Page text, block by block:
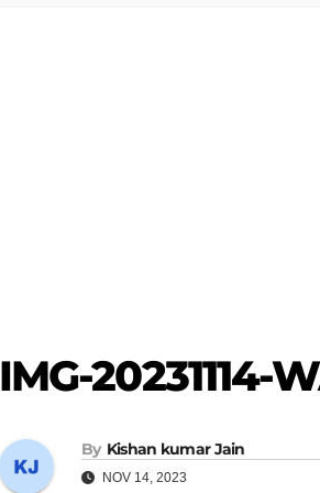
IMG-20231114-
By Kishan kumar Jain
NOV 14, 2023